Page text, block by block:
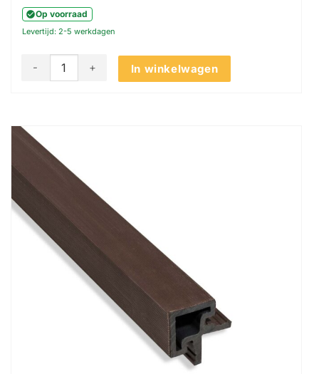
Op voorraad
Levertijd: 2-5 werkdagen
In winkelwagen
Akudeco® Buiten wandpanelen - Hoekprofiel - Donker